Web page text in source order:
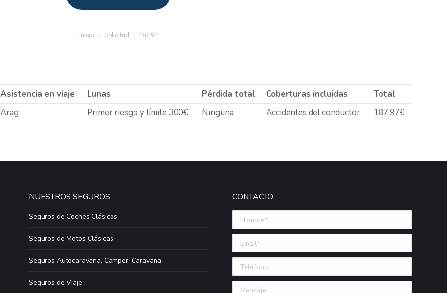
Estás aquí:
Inicio Solicitud 187.97
Asistencia en viaje Lunas Pérdida total Coberturas incluidas
Total
Arag Primer riesgo y límite 300€ Ninguna Accidentes del conductor 187,97€
NUESTROS SEGUROS
Seguros de Coches Clásicos
Seguros de Motos Clásicas
Seguros Autocaravana, Camper, Caravana
Seguros de Viaje
CONTACTO
Nombre *
Email (requerido)
Teléfono
Mensaje